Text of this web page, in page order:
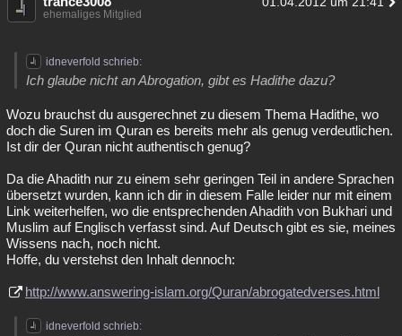
ehemaliges Mitglied
idneverfold schrieb:
Ich glaube nicht an Abrogation, gibt es Hadithe dazu?
Wozu brauchst du ausgerechnet zu diesem Thema Hadithe, wo
doch die Suren im Quran es bereits mehr als genug verdeutlichen.
Ist dir der Quran nicht authentisch genug?
Da die Ahadith nur zu einem sehr geringen Teil in andere Sprachen
übersetzt wurden, kann ich dir in diesem Falle leider nur mit einem
Link weiterhelfen, wo die entsprechenden Ahadith von Bukhari und
Muslim auf Englisch verfasst sind. Auf Deutsch gibt es sie, meines
Wissens nach, noch nicht.
Hoffe, du verstehst den Inhalt dennoch:
http://www.answering-islam.org/Quran/abrogatedverses.html
idneverfold schrieb: